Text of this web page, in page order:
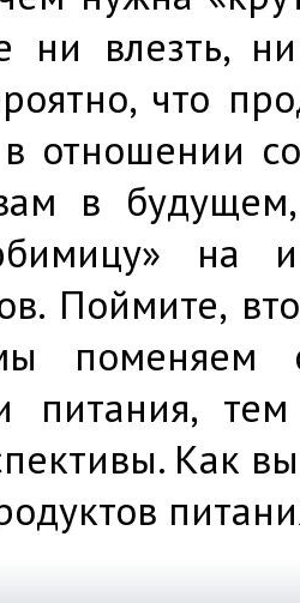
ни влезть,
что
отношении
в
на
Поймите,
поменяем
питания,
Как